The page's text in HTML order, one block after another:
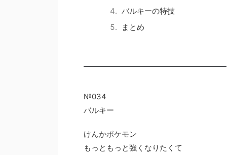
バルキーの特技
まとめ
№034
バルキー
けんかポケモン
もっともっと強くなりたくて